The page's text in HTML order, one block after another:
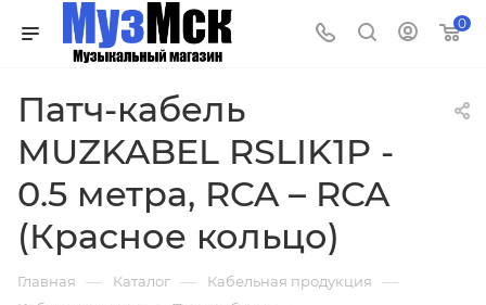
0
Патч-кабель
MUZKABEL RSLIK1P -
0.5 метра, RCA – RCA
(Красное кольцо)
Главная — Каталог — Кабельная продукция —